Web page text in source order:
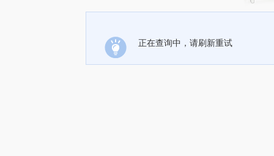
正在查询中，请刷新重试